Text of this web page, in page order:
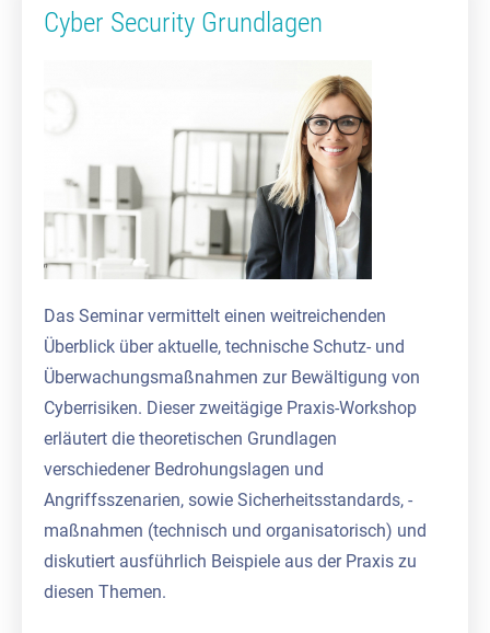
Cyber Security Grundlagen
Das Seminar vermittelt einen weitreichenden
Überblick über aktuelle, technische Schutz- und
Überwachungsmaßnahmen zur Bewältigung von
Cyberrisiken. Dieser zweitägige Praxis-Workshop
erläutert die theoretischen Grundlagen
verschiedener Bedrohungslagen und
Angriffsszenarien, sowie Sicherheitsstandards, -
maßnahmen (technisch und organisatorisch) und
diskutiert ausführlich Beispiele aus der Praxis zu
diesen Themen.